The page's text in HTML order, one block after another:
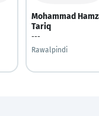
Mohammad
Tariq
---
Rawalpindi